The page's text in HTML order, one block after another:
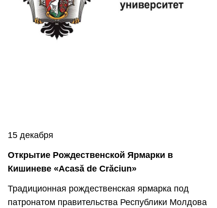
15 декабря
Открытие Рождественской Ярмарки в
Кишиневе «Acasă de Crăciun»
Традиционная рождественская ярмарка под
патронатом правительства Республики Молдова